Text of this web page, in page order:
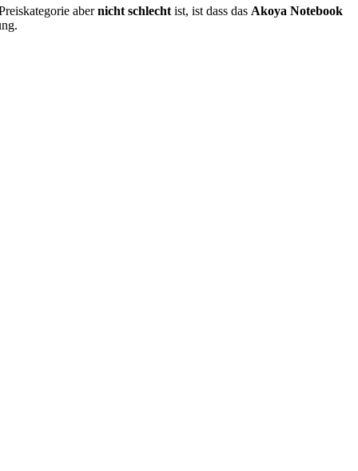
abernicht schlechtist, ist dass das Akoya Notebook